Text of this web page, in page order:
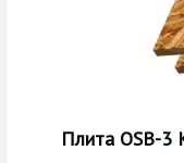
Плита OSB-3